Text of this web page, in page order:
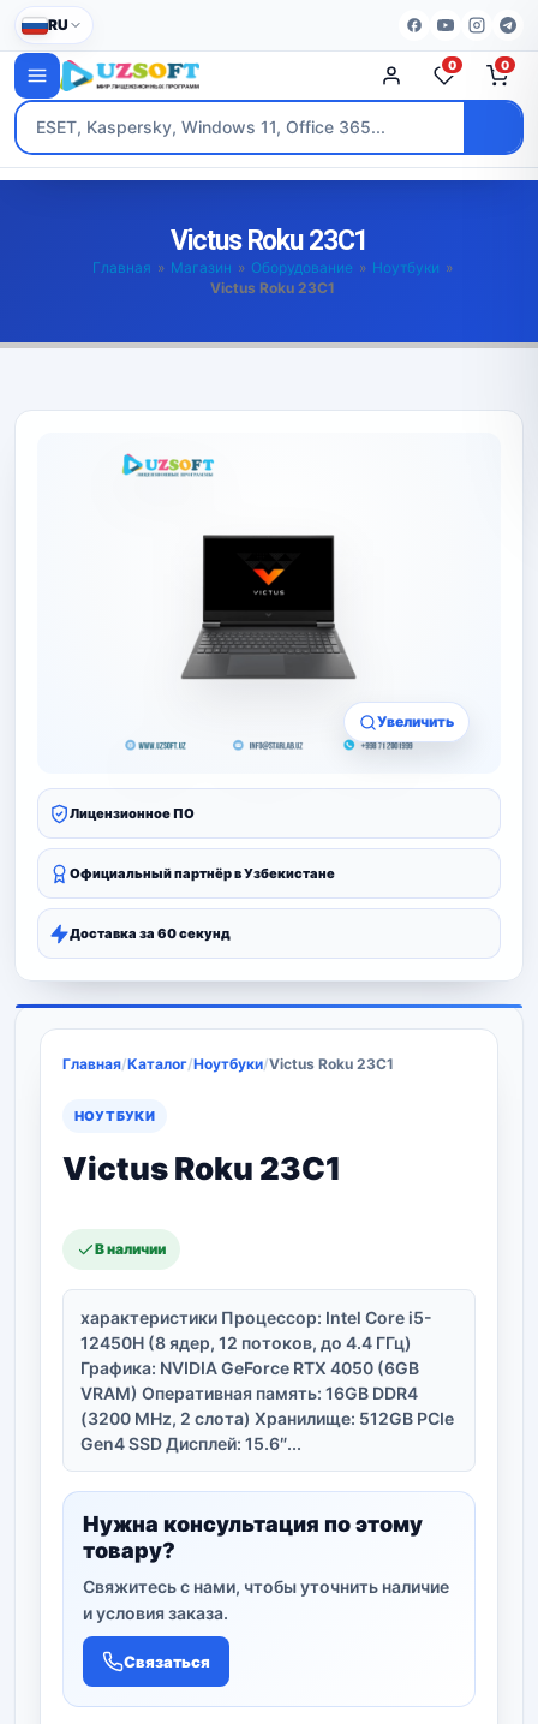
RU
0 0
Victus Roku 23C1
Главная » Магазин » Оборудование » Ноутбуки »
Victus Roku 23C1
Увеличить
Лицензионное ПО
Официальный партнёр в Узбекистане
Доставка за 60 секунд
Главная/Каталог/Ноутбуки/Victus Roku 23C1
НОУТБУКИ
Victus Roku 23C1
В наличии
характеристики Процессор: Intel Core i5-
12450H (8 ядер, 12 потоков, до 4.4 ГГц)
Графика: NVIDIA GeForce RTX 4050 (6GB
VRAM) Оперативная память: 16GB DDR4
(3200 MHz, 2 слота) Хранилище: 512GB PCIe
Gen4 SSD Дисплей: 15.6″...
Нужна консультация по этому
товару?
Свяжитесь с нами, чтобы уточнить наличие
и условия заказа.
Связаться